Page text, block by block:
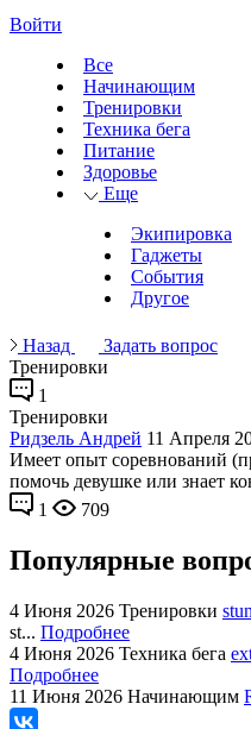
Войти
Все
Начинающим
Тренировки
Техника бега
Питание
Здоровье
Еще
Экипировка
Гаджеты
События
Другое
Назад
Задать вопрос
Тренировки
1
Тренировки
Ридзель Андрей 11 Апреля
Имеет опыт соревнований
помочь девушке или знает
1
709
Популярные
4 Июня 2026 Тренировки
st... Подробнее
4 Июня 2026 Техника бега
Подробнее
11 Июня 2026 Начинающим